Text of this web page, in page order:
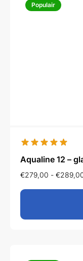
Populair
Aqualine 12 –
€279,00 - €